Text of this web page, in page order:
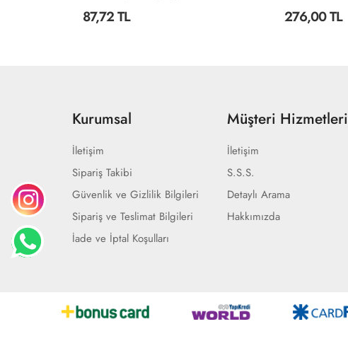
87,72 TL 276,00 TL
Kurumsal
İletişim
Sipariş Takibi
Güvenlik ve Gizlilik Bilgileri
Sipariş ve Teslimat Bilgileri
İade ve İptal Koşulları
Müşteri Hizmetleri
İletişim
S.S.S.
Detaylı Arama
Hakkımızda